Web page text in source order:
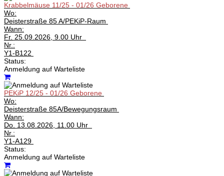
Krabbelmäuse 11/25 - 01/26 Geborene
Wo:
Deisterstraße 85 A/PEKiP-Raum
Wann:
Fr. 25.09.2026, 9.00 Uhr
Nr.:
Y1-B122
Status:
Anmeldung auf Warteliste
PEKiP 12/25 - 01/26 Geborene
Wo:
Deisterstraße 85A/Bewegungsraum
Wann:
Do. 13.08.2026, 11.00 Uhr
Nr.:
Y1-A129
Status:
Anmeldung auf Warteliste